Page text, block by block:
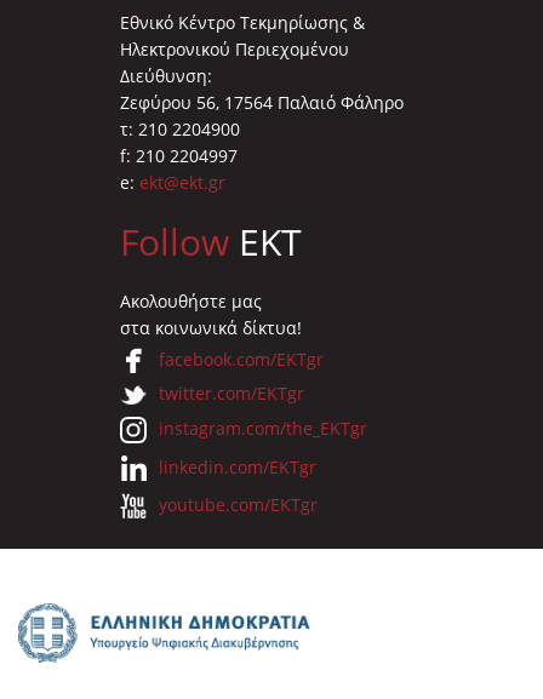
Εθνικό Κέντρο Τεκμηρίωσης &
Ηλεκτρονικού Περιεχομένου
Διεύθυνση:
Ζεφύρου 56, 17564 Παλαιό Φάληρο
τ: 210 2204900
f: 210 2204997
e: ekt@ekt.gr
Follow EKT
Ακολουθήστε μας
στα κοινωνικά δίκτυα!
facebook.com/EKTgr
twitter.com/EKTgr
instagram.com/the_EKTgr
linkedin.com/EKTgr
youtube.com/EKTgr